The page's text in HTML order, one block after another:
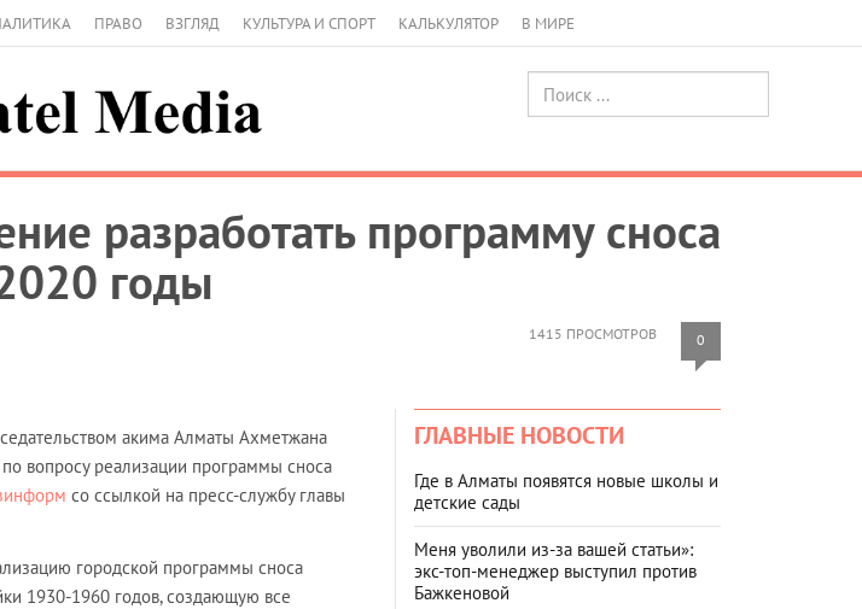
ПРАВО ВЗГЛЯД КУЛЬТУРА И СПОРТ КАЛЬКУЛЯТОР В МИРЕ
разработать программу сноса
годы
1415 ПРОСМОТРОВ 0
акима Алматы Ахметжана
вопросу реализации программы сноса
со ссылкой на пресс-службу главы
городской программы сноса
1930-1960 годов, создающую все
ГЛАВНЫЕ НОВОСТИ
Где в Алматы появятся новые школы и
детские сады
Меня уволили из-за вашей статьи»:
экс-топ-менеджер выступил против
Бажкеновой